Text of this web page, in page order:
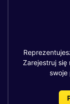
Zarejestruj
swoje